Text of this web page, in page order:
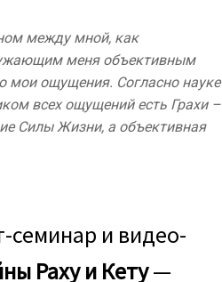
между мной, как
меня объективным
мои ощущения. Согласно науке
всех ощущений есть Грахи –
Силы Жизни, а объективная
семинар и видео-
Раху и Кету—